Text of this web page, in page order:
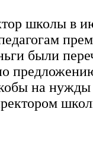
школы в
были
на